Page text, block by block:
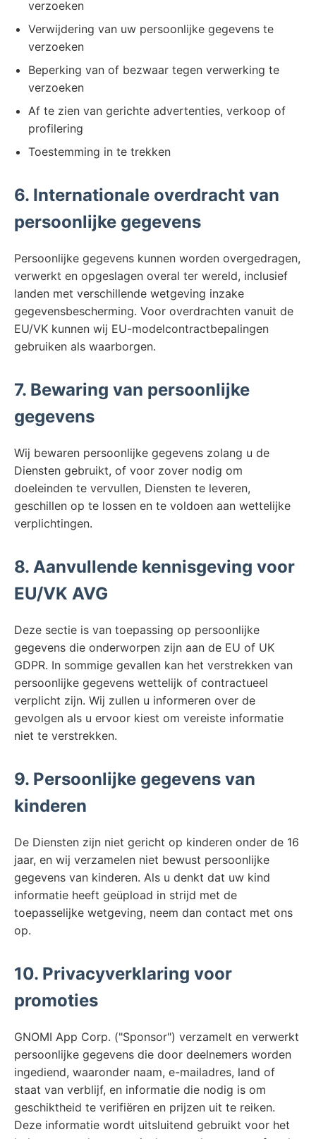
verzoeken
Verwijdering van uw persoonlijke gegevens te
verzoeken
Beperking van of bezwaar tegen verwerking te
verzoeken
Af te zien van gerichte advertenties, verkoop of
profilering
Toestemming in te trekken
6. Internationale overdracht van
persoonlijke gegevens
Persoonlijke gegevens kunnen worden overgedragen,
verwerkt en opgeslagen overal ter wereld, inclusief
landen met verschillende wetgeving inzake
gegevensbescherming. Voor overdrachten vanuit de
EU/VK kunnen wij EU-modelcontractbepalingen
gebruiken als waarborgen.
7. Bewaring van persoonlijke
gegevens
Wij bewaren persoonlijke gegevens zolang u de
Diensten gebruikt, of voor zover nodig om
doeleinden te vervullen, Diensten te leveren,
geschillen op te lossen en te voldoen aan wettelijke
verplichtingen.
8. Aanvullende kennisgeving voor
EU/VK AVG
Deze sectie is van toepassing op persoonlijke
gegevens die onderworpen zijn aan de EU of UK
GDPR. In sommige gevallen kan het verstrekken van
persoonlijke gegevens wettelijk of contractueel
verplicht zijn. Wij zullen u informeren over de
gevolgen als u ervoor kiest om vereiste informatie
niet te verstrekken.
9. Persoonlijke gegevens van
kinderen
De Diensten zijn niet gericht op kinderen onder de 16
jaar, en wij verzamelen niet bewust persoonlijke
gegevens van kinderen. Als u denkt dat uw kind
informatie heeft geüpload in strijd met de
toepasselijke wetgeving, neem dan contact met ons
op.
10. Privacyverklaring voor
promoties
GNOMI App Corp. ("Sponsor") verzamelt en verwerkt
persoonlijke gegevens die door deelnemers worden
ingediend, waaronder naam, e-mailadres, land of
staat van verblijf, en informatie die nodig is om
geschiktheid te verifiëren en prijzen uit te reiken.
Deze informatie wordt uitsluitend gebruikt voor het